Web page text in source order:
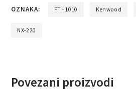
OZNAKA: FTH1010 Kenwood
NX-220
Povezani proizvodi